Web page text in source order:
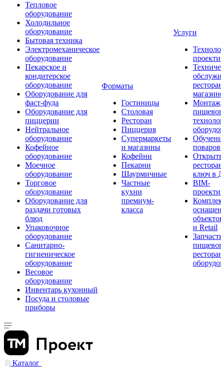
Тепловое
оборудование
Холодильное
оборудование
Бытовая техника
Электромеханическое
оборудование
Пекарское и
кондитерское
оборудование
Оборудование для
фаст-фуда
Оборудование для
пиццерии
Нейтральное
оборудование
Кофейное
оборудование
Моечное
оборудование
Торговое
оборудование
Оборудование для
раздачи готовых
блюд
Упаковочное
оборудование
Санитарно-
гигиеническое
оборудование
Весовое
оборудование
Инвентарь кухонный
Посуда и столовые
приборы
Форматы
Гостиницы
Столовая
Ресторан
Пиццерия
Супермаркеты
и магазины
Кофейни
Пекарни
Шаурмичные
Частные
кухни
премиум-
класса
Услуги
Монтаж
поваров
ключ в
BIM-
и Retail
Каталог